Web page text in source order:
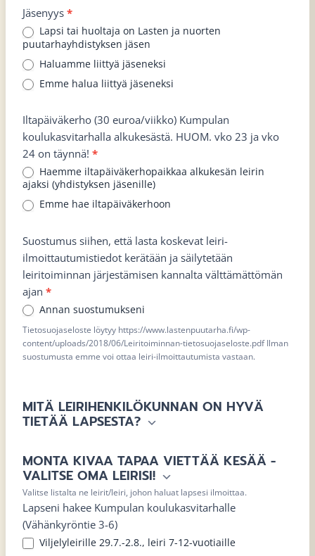
Jäsenyys *
Lapsi tai huoltaja on Lasten ja nuorten
puutarhayhdistyksen jäsen
Haluamme liittyä jäseneksi
Emme halua liittyä jäseneksi
Iltapäiväkerho (30 euroa/viikko) Kumpulan
koulukasvitarhalla alkukesästä. HUOM. vko 23 ja vko
24 on täynnä! *
Haemme iltapäiväkerhopaikkaa alkukesän leirin
ajaksi (yhdistyksen jäsenille)
Emme hae iltapäiväkerhoon
Suostumus siihen, että lasta koskevat leiri-
ilmoittautumistiedot kerätään ja säilytetään
leiritoiminnan järjestämisen kannalta välttämättömän
ajan *
Annan suostumukseni
Tietosuojaseloste löytyy https://www.lastenpuutarha.fi/wp-
content/uploads/2018/06/Leiritoiminnan-tietosuojaseloste.pdf Ilman
suostumusta emme voi ottaa leiri-ilmoittautumista vastaan.
MITÄ LEIRIHENKILÖKUNNAN ON HYVÄ
TIETÄÄ LAPSESTA?
MONTA KIVAA TAPAA VIETTÄÄ KESÄÄ -
VALITSE OMA LEIRISI!
Valitse listalta ne leirit/leiri, johon haluat lapsesi ilmoittaa.
Lapseni hakee Kumpulan koulukasvitarhalle
(Vähänkyröntie 3-6)
Viljelyleirille 29.7.-2.8., leiri 7-12-vuotiaille